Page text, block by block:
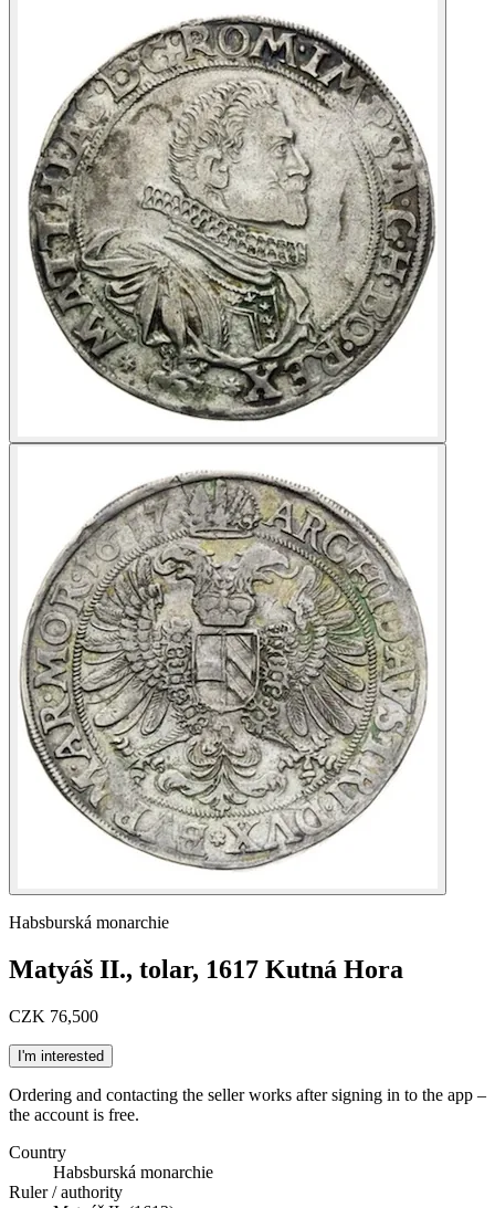
Habsburská monarchie
Matyáš II., tolar, 1617 Kutná Hora
CZK 76,500
I'm interested
Ordering and contacting the seller works after signing in to the app –
the account is free.
Country
Habsburská monarchie
Ruler / authority